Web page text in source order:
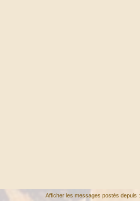
Afficher les messages postés depuis :